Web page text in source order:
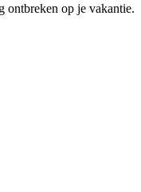
ontbreken op je vakantie.